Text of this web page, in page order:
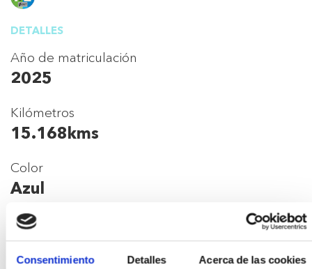
Consentimiento Detalles Acerca de las cookies
DETALLES
Año de matriculación
2025
Kilómetros
15.168kms
Color
Azul
Plazas
5